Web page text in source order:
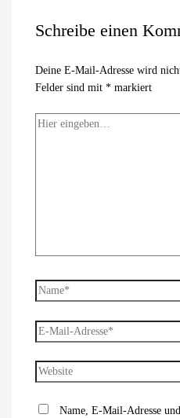
Schreibe einen
Deine E-Mail-Adresse wird
Felder sind mit *markiert
Hier
Name*
E-
Mail-
Adresse*
Website
Name, E-Mail-Adresse